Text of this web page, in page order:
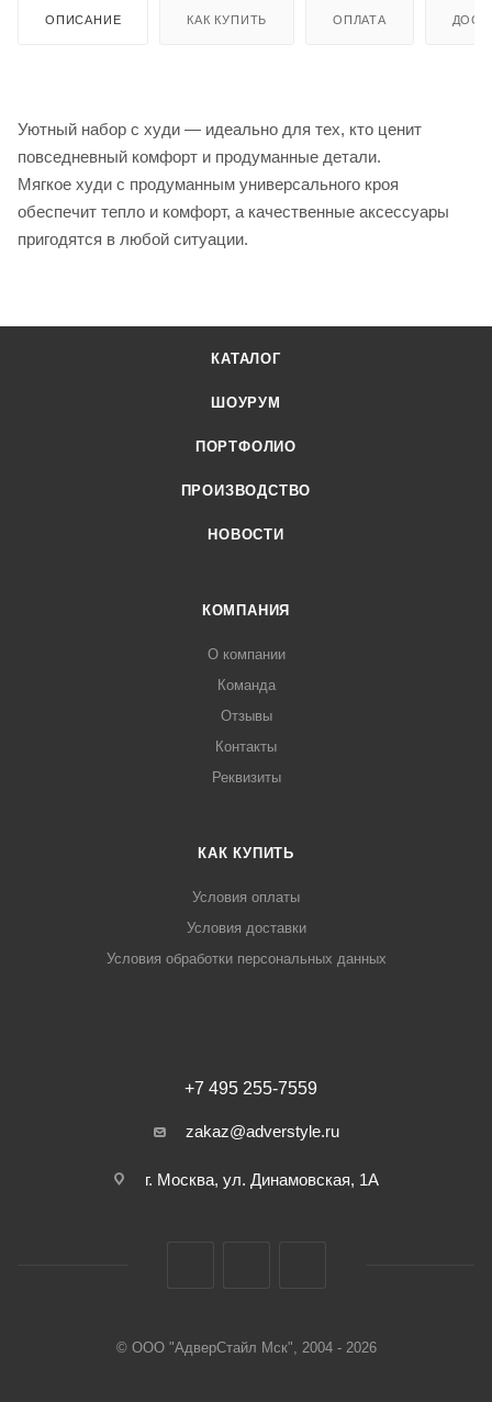
ОПИСАНИЕ КАК КУПИТЬ ОПЛАТА
Уютный набор с худи — идеально для тех, кто ценит
повседневный комфорт и продуманные детали.
Мягкое худи с продуманным универсального кроя
обеспечит тепло и комфорт, а качественные аксессуары
пригодятся в любой ситуации.
КАТАЛОГ
ШОУРУМ
ПОРТФОЛИО
ПРОИЗВОДСТВО
НОВОСТИ
КОМПАНИЯ
О компании
Команда
Отзывы
Контакты
Реквизиты
КАК КУПИТЬ
Условия оплаты
Условия доставки
Условия обработки персональных данных
+7 495 255-7559
zakaz@adverstyle.ru
г. Москва, ул. Динамовская, 1А
© ООО "АдверСтайл Мск", 2004 - 2026